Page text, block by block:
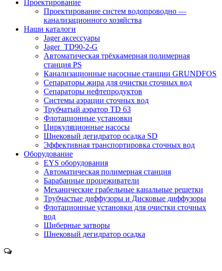
Проектирование
Проектирование систем водопроводно —
канализационного хозяйства
Наши каталоги
Jager аксессуары
Jager_TD90-2-G
Автоматическая трёхкамерная полимерная
станция PS
Канализационные насосные станции GRUNDFOS
Сепараторы жира для очистки сточных вод
Сепараторы нефтепродуктов
Системы аэрации сточных вод
Трубчатый аэратор TD 63
Флотационные установки
Циркуляционные насосы
Шнековый дегидратор осадка SD
Эффективная транспортировка сточных вод
Оборудование
EYS оборудования
Автоматическая полимерная станция
Барабанные процеживатели
Механические грабельные канальные решетки
Трубчастые диффузоры и Дисковые диффузоры
Флотационные установки для очистки сточных
вод
Шиберные затворы
Шнековый дегидратор осадка